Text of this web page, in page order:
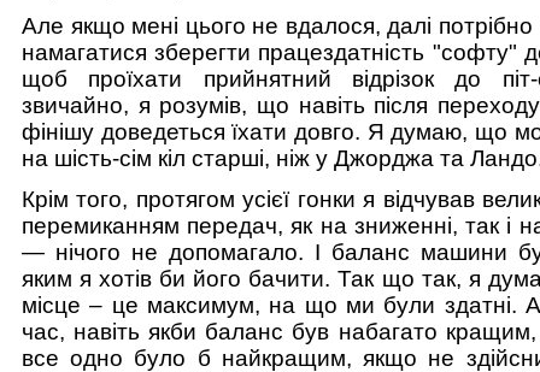
Але якщо мені цього не вдалося, далі
намагатися зберегти працездатність "софту"
щоб проїхати прийнятний відрізок до піт-
звичайно, я розумів, що навіть після
фінішу доведеться їхати довго. Я думаю, що
на шість-сім кіл старші, ніж у Джорджа та
Крім того, протягом усієї гонки я відчував
перемиканням передач, як на зниженні, так і
— нічого не допомагало. І баланс машини
яким я хотів би його бачити. Так що так, я
місце – це максимум, на що ми були здатні.
час, навіть якби баланс був набагато кращим,
все одно було б найкращим, якщо не